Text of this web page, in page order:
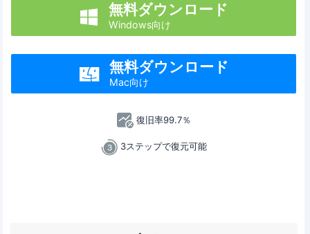
 無料ダウンロード
Windows向け
 無料ダウンロード
Mac向け
復旧率99.7％
3ステップで復元可能